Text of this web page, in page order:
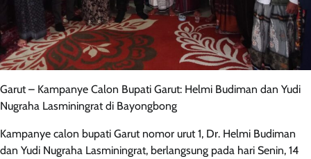
Garut – Kampanye Calon Bupati Garut: Helmi Budiman dan Yudi
Nugraha Lasminingrat di Bayongbong
Kampanye calon bupati Garut nomor urut 1, Dr. Helmi Budiman
dan Yudi Nugraha Lasminingrat, berlangsung pada hari Senin, 14